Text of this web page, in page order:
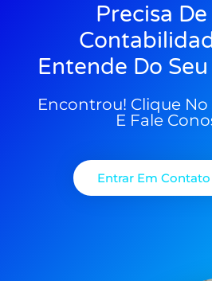
Precisa
Entende Do
Encontrou! Clique
E Fale
Entrar Em